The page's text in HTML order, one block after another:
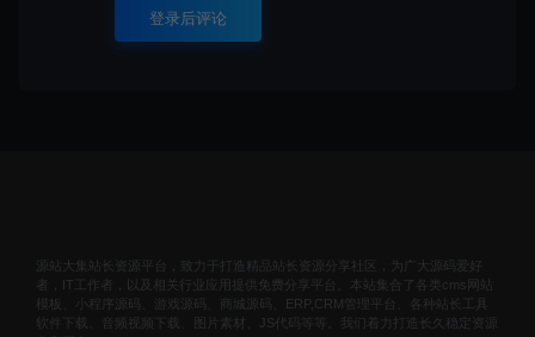
登录后评论
源站大集站长资源平台，致力于打造精品站长资源分享社区，为广大源码爱好
者，IT工作者，以及相关行业应用提供免费分享平台。本站集合了各类cms网站
模板、小程序源码、游戏源码、商城源码、ERP,CRM管理平台、各种站长工具
软件下载、音频视频下载、图片素材、JS代码等等。我们着力打造长久稳定资源